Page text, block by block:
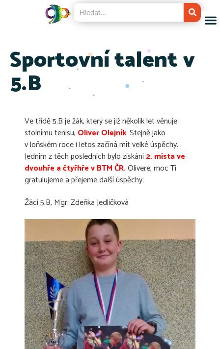
Sportovní talent v
5.B
Ve třídě 5.B je žák, který se již několik let věnuje
stolnímu tenisu, Oliver Olejník. Stejně jako
v loňském roce i letos začíná mít velké úspěchy.
Jedním z těch posledních bylo získání2. místave
dvouhře a čtyřhře v BTM ČR.Olivere, moc Ti
gratulujeme a přejeme další úspěchy.
Žáci 5.B, Mgr. Zdeňka Jedličková